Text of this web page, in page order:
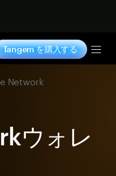
Tangem を購入する
Network
ウォレ